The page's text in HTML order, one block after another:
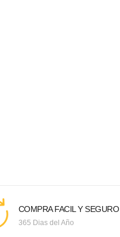
COMPRA FACIL Y SEGURO
365 Dias del Año